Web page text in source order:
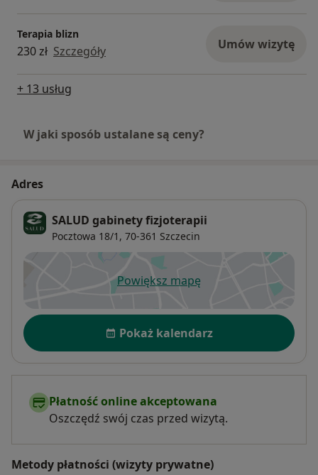
Terapia blizn
230 zł Szczegóły Umów wizytę
+ 13 usług
W jaki sposób ustalane są ceny?
Adres
SALUD gabinety fizjoterapii
Pocztowa 18/1, 70-361 Szczecin
Powiększ mapęotwiera się w nowej karcie
Dostępność
Pokaż kalendarz
Płatność online akceptowana
Oszczędź swój czas przed wizytą.
Metody płatności (wizyty prywatne)